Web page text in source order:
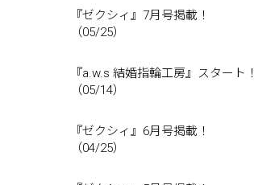
『ゼクシィ』7月号掲載！
（05/25）
『a.w.s 結婚指輪工房』スタート！
（05/14）
『ゼクシィ』6月号掲載！
（04/25）